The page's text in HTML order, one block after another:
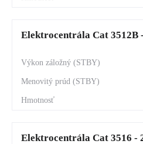
Elektrocentrála Cat 3512B
Elektrocentrála Cat 3516 -